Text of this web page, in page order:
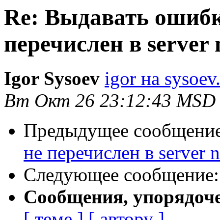
Re: Выдавать
перечислен в server
Igor Sysoev igor на
Вт Окт 26 23:12:43 MSD
Предыдущее
не перечислен в server
Следующее
Сообщения,